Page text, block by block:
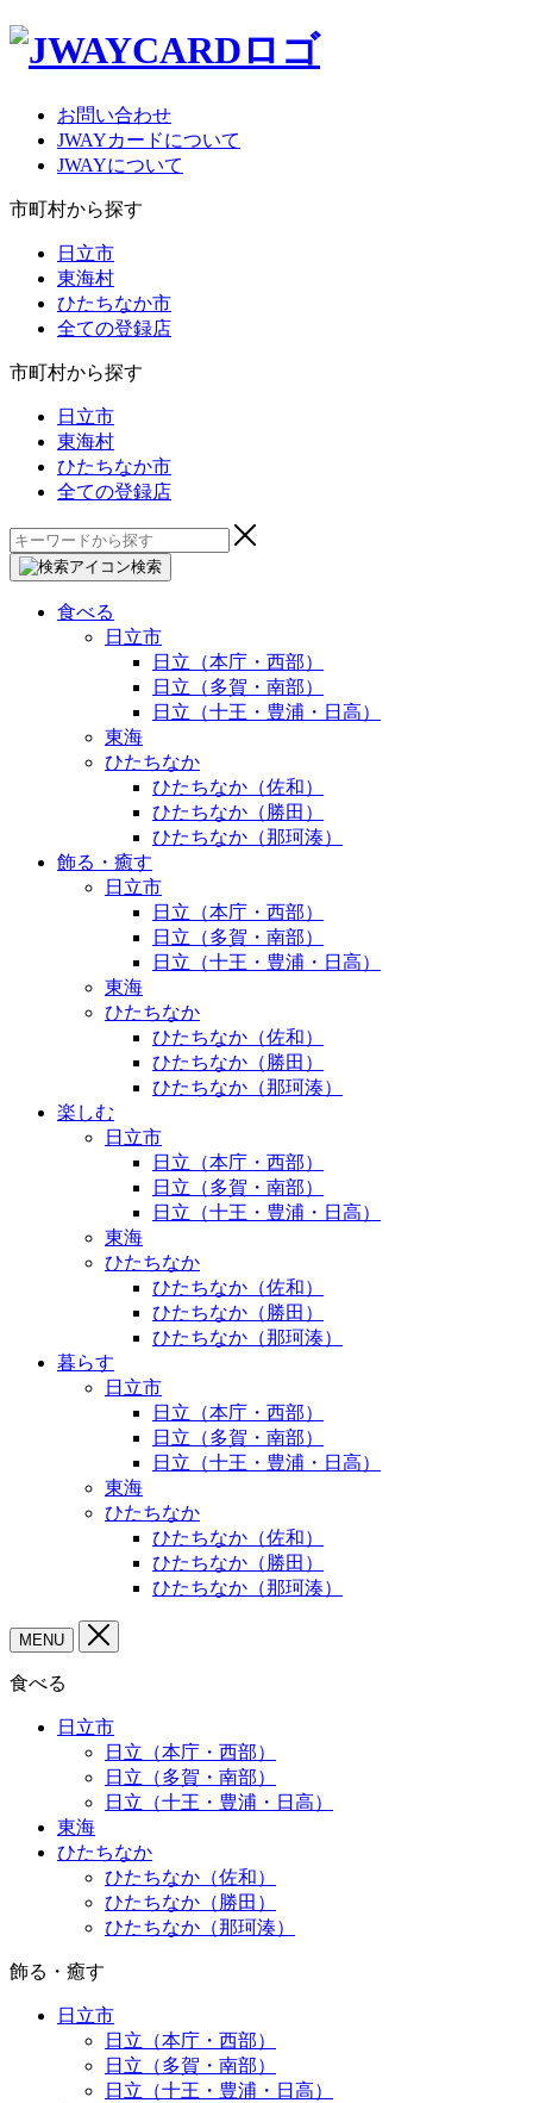
お問い合わせ
JWAYカードについて
JWAYについて
市町村から探す
日立市
東海村
ひたちなか市
全ての登録店
市町村から探す
日立市
東海村
ひたちなか市
全ての登録店
検
索:
検索
食べる
日立市
日立（本庁・西部）
日立（多賀・南部）
日立（十王・豊浦・日高）
東海
ひたちなか
ひたちなか（佐和）
ひたちなか（勝田）
ひたちなか（那珂湊）
飾る・癒す
日立市
日立（本庁・西部）
日立（多賀・南部）
日立（十王・豊浦・日高）
東海
ひたちなか
ひたちなか（佐和）
ひたちなか（勝田）
ひたちなか（那珂湊）
楽しむ
日立市
日立（本庁・西部）
日立（多賀・南部）
日立（十王・豊浦・日高）
東海
ひたちなか
ひたちなか（佐和）
ひたちなか（勝田）
ひたちなか（那珂湊）
暮らす
日立市
日立（本庁・西部）
日立（多賀・南部）
日立（十王・豊浦・日高）
東海
ひたちなか
ひたちなか（佐和）
ひたちなか（勝田）
ひたちなか（那珂湊）
MENU
食べる
日立市
日立（本庁・西部）
日立（多賀・南部）
日立（十王・豊浦・日高）
東海
ひたちなか
ひたちなか（佐和）
ひたちなか（勝田）
ひたちなか（那珂湊）
飾る・癒す
日立市
日立（本庁・西部）
日立（多賀・南部）
日立（十王・豊浦・日高）